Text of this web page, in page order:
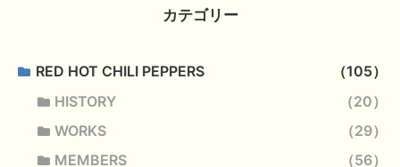
カテゴリー
RED HOT CHILI PEPPERS
105
HISTORY
20
WORKS
29
MEMBERS
56